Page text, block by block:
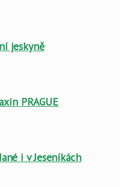
jeskyně
PRAGUE
i v Jeseníkách